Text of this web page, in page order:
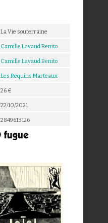
La Vie souterraine
Camille Lavaud Benito
Camille Lavaud Benito
Les Requins Marteaux
26 €
22/10/2021
2849613126